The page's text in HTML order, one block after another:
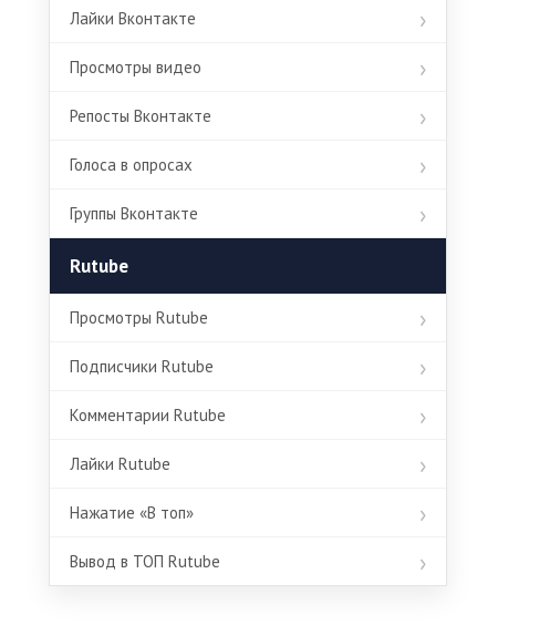
Лайки Вконтакте
Просмотры видео
Репосты Вконтакте
Голоса в опросах
Группы Вконтакте
Rutube
Просмотры Rutube
Подписчики Rutube
Комментарии Rutube
Лайки Rutube
Нажатие «В топ»
Вывод в ТОП Rutube